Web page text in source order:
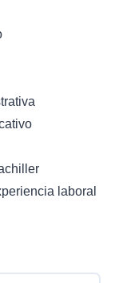
laboral